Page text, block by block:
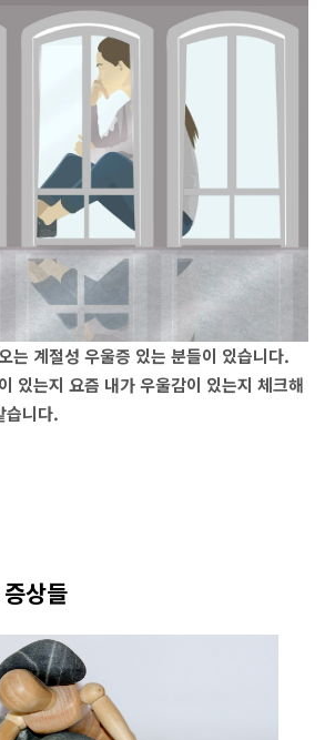
는 계절성 우울증 있는 분들이 있습니다.
있는지 요즘 내가 우울감이 있는지 체크해
습니다.
상들